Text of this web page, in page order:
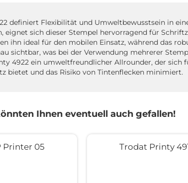
definiert Flexibilität und Umweltbewusstsein in
eignet sich dieser Stempel hervorragend für
ihn ideal für den mobilen Einsatz, während das
sichtbar, was bei der Verwendung mehrerer
4922 ein umweltfreundlicher Allrounder, der
bietet und das Risiko von Tintenflecken minimiert.
Ihnen eventuell auch gefallen!
Printer 05 Trodat Printy